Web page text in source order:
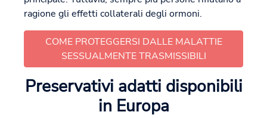
ragione gli effetti collaterali degli ormoni.
COME PROTEGGERSI DALLE MALATTIE
SESSUALMENTE TRASMISSIBILI
Preservativi adatti disponibili
in Europa